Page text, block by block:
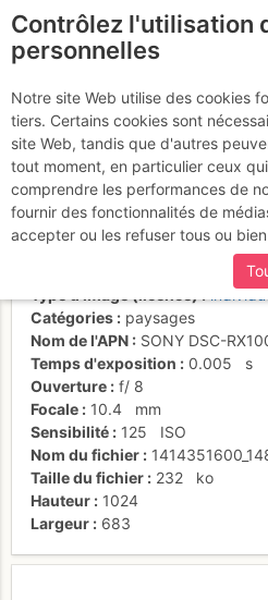
Le ressaut
marquant le
Activités
Date/heure
Catégories
paysages
Nom de l'APN
SONY DSC-
Temps d'exposition
0.005
s
Ouverture
f/ 8
Focale
10.4
mm
Sensibilité
125
ISO
Nom du fichier
Taille du fichier
232
ko
Hauteur
1024
Largeur
683
Contrôlez l'utilisation
personnelles
Notre site Web utilise des cookies
tiers. Certains cookies sont
site Web, tandis que d'autres
tout moment, en particulier ceux
comprendre les performances de
fournir des fonctionnalités de
accepter ou les refuser tous ou bien